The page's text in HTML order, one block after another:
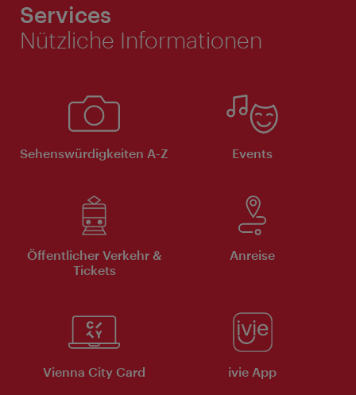
Services
Nützliche Informationen
Sehenswürdigkeiten A-Z Events
Öffentlicher Verkehr &
Tickets
Anreise
Vienna City Card ivie App